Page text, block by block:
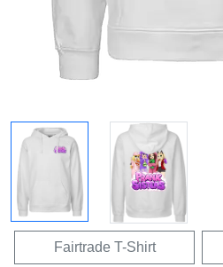
Fairtrade T-Shirt